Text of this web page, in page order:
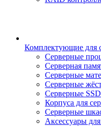
Комплектующие для
Серверные
Серверная
Серверные
Серверные
Серверные
Корпуса для
Серверные
Аксессуары